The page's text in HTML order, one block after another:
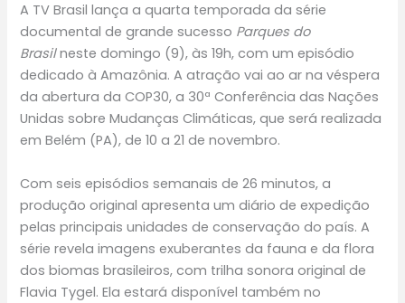
A TV Brasil lança a quarta temporada da série
documental de grande sucesso Parques do
Brasilneste domingo (9), às 19h, com um episódio
dedicado à Amazônia. A atração vai ao ar na véspera
da abertura da COP30, a 30ª Conferência das Nações
Unidas sobre Mudanças Climáticas, que será realizada
em Belém (PA), de 10 a 21 de novembro.
Com seis episódios semanais de 26 minutos, a
produção original apresenta um diário de expedição
pelas principais unidades de conservação do país. A
série revela imagens exuberantes da fauna e da flora
dos biomas brasileiros, com trilha sonora original de
Flavia Tygel. Ela estará disponível também no